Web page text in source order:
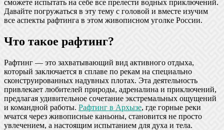
сможете испытать на себе все прелести водных приключений.
Давайте погружаться в эту тему с головой и вместе изучим
все аспекты рафтинга в этом живописном уголке России.
Что такое рафтинг?
Рафтинг — это захватывающий вид активного отдыха,
который заключается в сплаве по рекам на специально
сконструированных надувных плотах. Эта деятельность
привлекает любителей природы, адреналина и приключений,
предлагая удивительное сочетание экстремальных ощущений
и командной работы. Рафтинг в Архызе, где горные реки
мчатся через живописные каньоны, становится не просто
увлечением, а настоящим испытанием для духа и тела.